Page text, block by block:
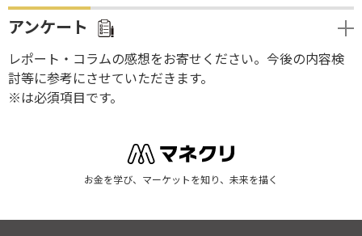
アンケート
レポート・コラムの感想をお寄せください。今後の内容検
討等に参考にさせていただきます。
※は必須項目です。
お金を学び、マーケットを知り、未来を描く